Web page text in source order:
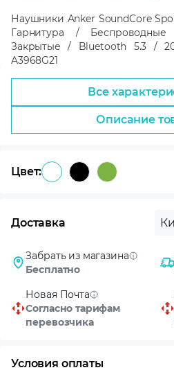
Наушники Anker SoundCore
Гарнитура /
Закрытые / Bluetooth 5.3 /
A3968G21
Все
Описание
Цвет:
Доставка
Забрать из магазина
Бесплатно
Новая Почта
Согласно тарифам
перевозчика
Условия оплаты